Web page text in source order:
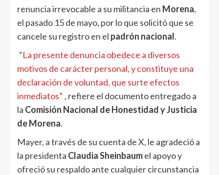
renuncia irrevocable a su militancia en Morena,
el pasado 15 de mayo, por lo que solicitó que se
cancele su registro en el padrón nacional.
“La presente denuncia obedece a diversos
motivos de carácter personal, y constituye una
declaración de voluntad, que surte efectos
inmediatos” , refiere el documento entregado a
la Comisión Nacional de Honestidad y Justicia
de Morena.
Mayer, a través de su cuenta de X, le agradeció a
la presidenta Claudia Sheinbaumel apoyo y
ofreció su respaldo ante cualquier circunstancia